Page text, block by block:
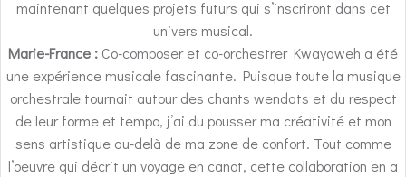
maintenant quelques projets futurs qui s’inscriront dans cet
univers musical.
Marie-France : Co-composer et co-orchestrer Kwayaweh a été
une expérience musicale fascinante. Puisque toute la musique
orchestrale tournait autour des chants wendats et du respect
de leur forme et tempo, j’ai du pousser ma créativité et mon
sens artistique au-delà de ma zone de confort. Tout comme
l’oeuvre qui décrit un voyage en canot, cette collaboration en a